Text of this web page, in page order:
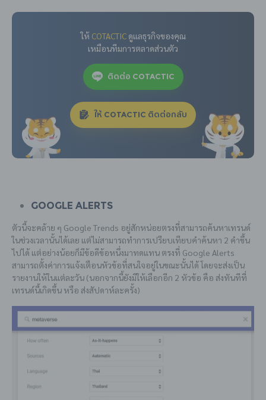
ให้ COTACTICดูแลธุรกิจของคุณ
เหมือนทีมการตลาดส่วนตัว
ติดต่อ COTACTIC
ให้ COTACTIC ติดต่อกลับ
Google Alerts
ตัวนี้จะคล้าย ๆ Google Trends อยู่สักหน่อยตรงที่สามารถค้นหาเทรนด์
ในช่วงเวลานั้นได้เลย แต่ไม่สามารถทำการเปรียบเทียบคำค้นหา 2 คำขึ้น
ไปได้ แต่อย่างน้อยก็มีข้อดีข้อหนึ่งมาทดแทน ตรงที่ Google Alerts
สามารถตั้งค่าการแจ้งเตือนหัวข้อที่สนใจอยู่ในขณะนั้นได้ โดยจะส่งเป็น
รายงานให้ในแต่ละวัน (นอกจากนี้ยังมีให้เลือกอีก 2 หัวข้อ คือ ส่งทันทีที่
เทรนด์นี้เกิดขึ้น หรือ ส่งสัปดาห์ละครั้ง)